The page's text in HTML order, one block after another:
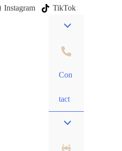
Instagram TikTok
Con
tact